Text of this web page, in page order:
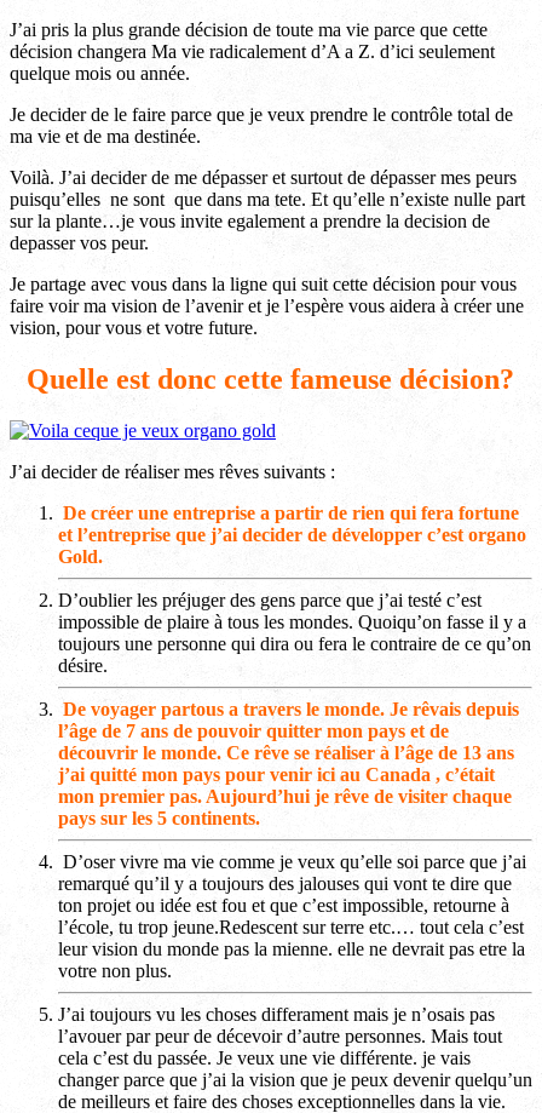
J’ai pris la plus grande décision de toute ma vie parce que cette
décision changera Ma vie radicalement d’A a Z. d’ici seulement
quelque mois ou année.
Je decider de le faire parce que je veux prendre le contrôle total de
ma vie et de ma destinée.
Voilà. J’ai decider de me dépasser et surtout de dépasser mes peurs
puisqu’elles ne sont que dans ma tete. Et qu’elle n’existe nulle part
sur la plante…je vous invite egalement a prendre la decision de
depasser vos peur.
Je partage avec vous dans la ligne qui suit cette décision pour vous
faire voir ma vision de l’avenir et je l’espère vous aidera à créer une
vision, pour vous et votre future.
Quelle est donc cette fameuse décision?
J’ai decider de réaliser mes rêves suivants :
De créer une entreprise a partir de rien qui fera fortune
et l’entreprise que j’ai decider de développer c’est organo
Gold.
D’oublier les préjuger des gens parce que j’ai testé c’est
impossible de plaire à tous les mondes. Quoiqu’on fasse il y a
toujours une personne qui dira ou fera le contraire de ce qu’on
désire.
De voyager partous a travers le monde. Je rêvais depuis
l’âge de 7 ans de pouvoir quitter mon pays et de
découvrir le monde. Ce rêve se réaliser à l’âge de 13 ans
j’ai quitté mon pays pour venir ici au Canada , c’était
mon premier pas. Aujourd’hui je rêve de visiter chaque
pays sur les 5 continents.
D’oser vivre ma vie comme je veux qu’elle soi parce que j’ai
remarqué qu’il y a toujours des jalouses qui vont te dire que
ton projet ou idée est fou et que c’est impossible, retourne à
l’école, tu trop jeune.Redescent sur terre etc.… tout cela c’est
leur vision du monde pas la mienne. elle ne devrait pas etre la
votre non plus.
J’ai toujours vu les choses differament mais je n’osais pas
l’avouer par peur de décevoir d’autre personnes. Mais tout
cela c’est du passée. Je veux une vie différente. je vais
changer parce que j’ai la vision que je peux devenir quelqu’un
de meilleurs et faire des choses exceptionnelles dans la vie.